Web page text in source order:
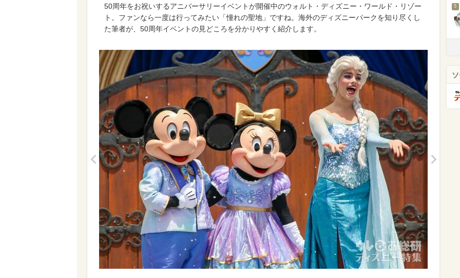
50周年をお祝いするアニバーサリーイベントが開催中のウォルト・ディズニー・ワールド・リゾー
ト。ファンなら一度は行ってみたい「憧れの聖地」ですね。海外のディズニーパークを知り尽くし
た筆者が、50周年イベントの見どころを分かりやすく紹介します。
5